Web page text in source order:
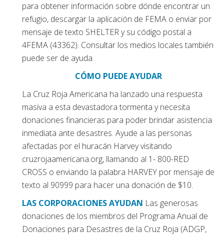
para obtener información sobre dónde encontrar un
refugio, descargar la aplicación de FEMA o enviar por
mensaje de texto SHELTER y su código postal a
4FEMA (43362). Consultar los medios locales también
puede ser de ayuda.
CÓMO PUEDE AYUDAR
La Cruz Roja Americana ha lanzado una respuesta
masiva a esta devastadora tormenta y necesita
donaciones financieras para poder brindar asistencia
inmediata ante desastres. Ayude a las personas
afectadas por el huracán Harvey visitando
cruzrojaamericana.org, llamando al 1- 800-RED
CROSS o enviando la palabra HARVEY por mensaje de
texto al 90999 para hacer una donación de $10.
LAS CORPORACIONES AYUDAN Las generosas
donaciones de los miembros del Programa Anual de
Donaciones para Desastres de la Cruz Roja (ADGP,